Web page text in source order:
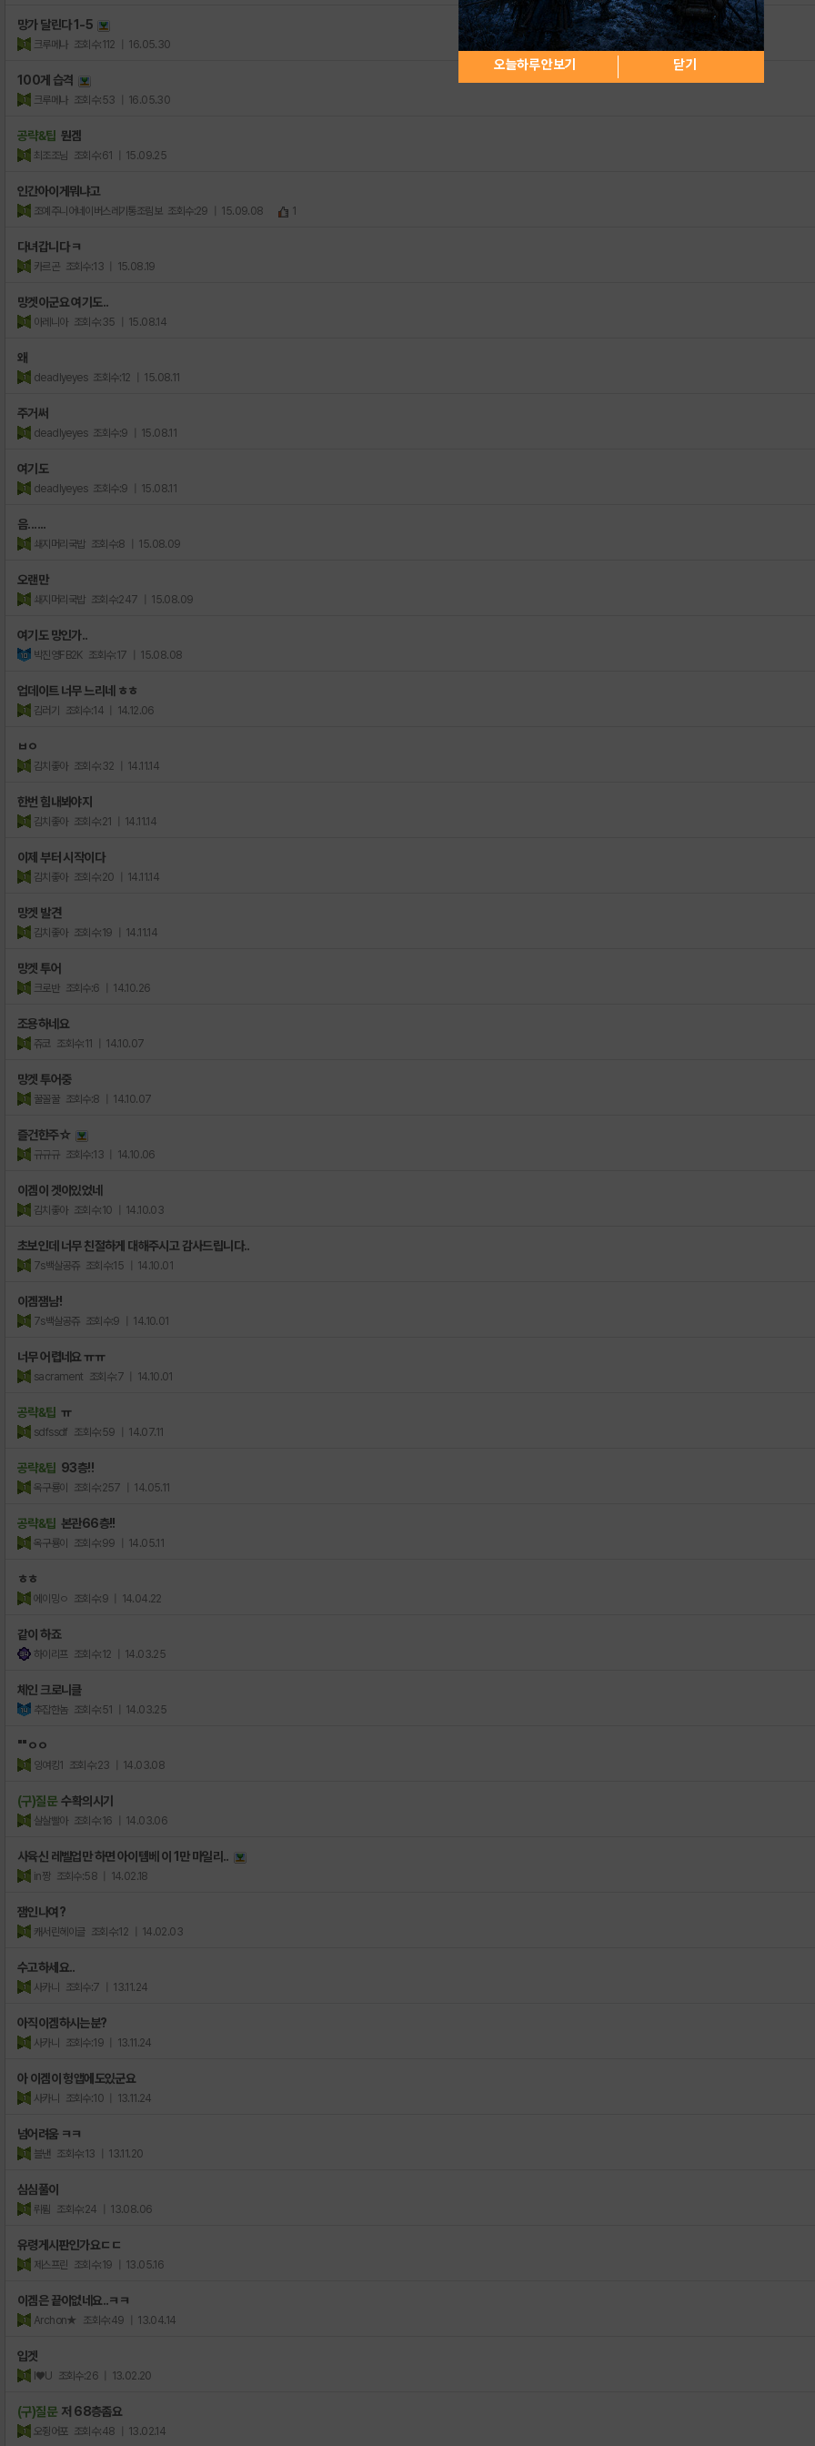
망가 달린다 1-5
크루메나 조회수:112 | 16.05.30
100게 습격
크루메나 조회수:53 | 16.05.30
공략&팁 뭔겜
최조조님 조회수:61 | 15.09.25
인간아이게뭐냐고
조예주니어네이버스레기통조림보 조회수:29 | 15.09.08 1
다녀갑니다 ㅋ
카르곤 조회수:13 | 15.08.19
망겟이군요 여기도..
아레니아 조회수:35 | 15.08.14
왜
deadlyeyes 조회수:12 | 15.08.11
주거써
deadlyeyes 조회수:9 | 15.08.11
여기도
deadlyeyes 조회수:9 | 15.08.11
음......
쇄지머리국밥 조회수:8 | 15.08.09
오랜만
쇄지머리국밥 조회수:247 | 15.08.09
여기도 망인가..
박진영FB2K 조회수:17 | 15.08.08
업데이트 너무 느리네 ㅎㅎ
김러기 조회수:14 | 14.12.06
ㅂㅇ
김치좋아 조회수:32 | 14.11.14
한번 힘내봐야지
김치좋아 조회수:21 | 14.11.14
이제 부터 시작이다
김치좋아 조회수:20 | 14.11.14
망겟 발견
김치좋아 조회수:19 | 14.11.14
망겟 투어
크로반 조회수:6 | 14.10.26
조용하네요
쥬코 조회수:11 | 14.10.07
망겟 투어중
꿀꼴꿀 조회수:8 | 14.10.07
즐건한주☆
규규규 조회수:13 | 14.10.06
이겜이 겟이있었네
김치좋아 조회수:10 | 14.10.03
초보인데 너무 친절하게 대해주시고 감사드립니다..
7s백살공쥬 조회수:15 | 14.10.01
이겜잼남!
7s백살공쥬 조회수:9 | 14.10.01
너무 어렵네요 ㅠㅠ
sacrament 조회수:7 | 14.10.01
공략&팁 ㅠ
sdfssdf 조회수:59 | 14.07.11
공략&팁 93층!!
옥구룡이 조회수:257 | 14.05.11
공략&팁 본관66층!!
옥구룡이 조회수:99 | 14.05.11
ㅎㅎ
에이밍ㅇ 조회수:9 | 14.04.22
같이 하죠
하이리프 조회수:12 | 14.03.25
체인 크로니클
추잡한놈 조회수:51 | 14.03.25
""ㅇㅇ
잉여킹1 조회수:23 | 14.03.08
(구)질문 수확의시기
살살빨아 조회수:16 | 14.03.06
사육신 레벨업만 하면 아이템베 이 1만 마일리..
in짱 조회수:58 | 14.02.18
잼인나여?
캐서린헤이글 조회수:12 | 14.02.03
수고하세요..
사카니 조회수:7 | 13.11.24
아직이겜하시는분?
사카니 조회수:19 | 13.11.24
아 이겜이 헝앱에도있군요
사카니 조회수:10 | 13.11.24
넘어려움 ㅋㅋ
블낸 조회수:13 | 13.11.20
심심풀이
뤼륌 조회수:24 | 13.08.06
유령게시판인가요ㄷㄷ
제스프린 조회수:19 | 13.05.16
이겜은 끝이없네요..ㅋㅋ
Archon★ 조회수:49 | 13.04.14
입겟
l♥U 조회수:26 | 13.02.20
(구)질문 저 68층좀요
오쥥어포 조회수:48 | 13.02.14
오늘하루 안보기 닫기